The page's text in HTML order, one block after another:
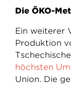
Die ÖKO-
Ein weiterer
Produktion
höchsten
Union. Die